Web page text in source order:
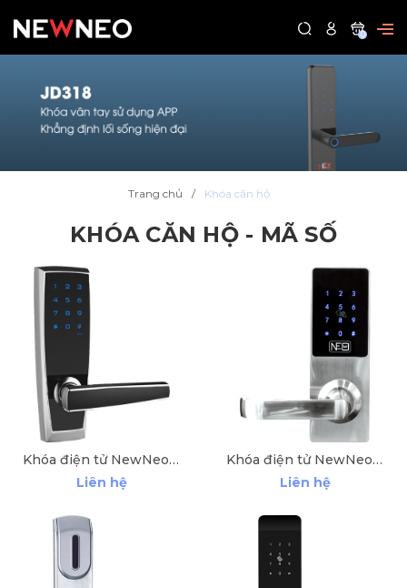
0
Trang chủ Khóa căn hộ
KHÓA CĂN HỘ - MÃ SỐ
Khóa điện tử NewNeo M116E98
Liên hệ
Khóa điện tử NewNeo 6675
Liên hệ